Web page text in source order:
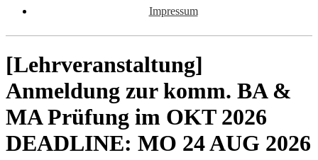
Impressum
[Lehrveranstaltung]
Anmeldung zur komm. BA &
MA Prüfung im OKT 2026
DEADLINE: MO 24 AUG 2026